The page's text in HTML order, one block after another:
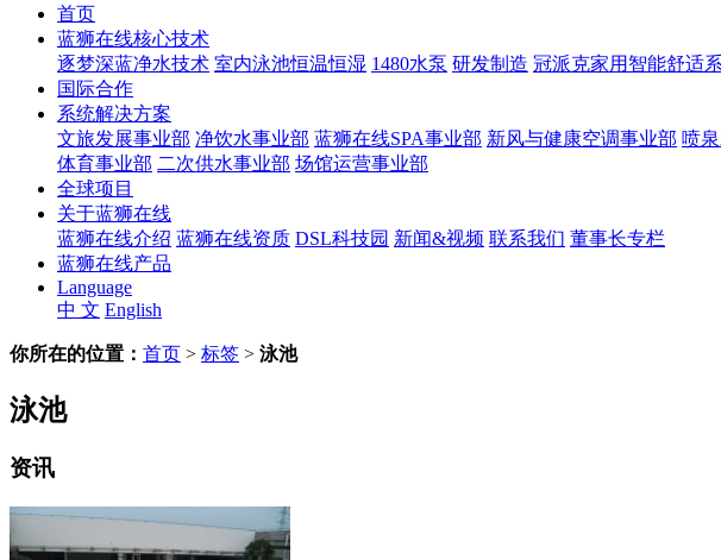
首页
蓝狮在线核心技术
逐梦深蓝净水技术 室内泳池恒温恒湿 1480水泵 研发制造 冠派克家用智能舒适
国际合作
系统解决方案
文旅发展事业部 净饮水事业部 蓝狮在线SPA事业部 新风与健康空调事业部 喷
体育事业部 二次供水事业部 场馆运营事业部
全球项目
关于蓝狮在线
蓝狮在线介绍 蓝狮在线资质 DSL科技园 新闻&视频 联系我们 董事长专栏
蓝狮在线产品
Language
中 文 English
你所在的位置： 首页 > 标签 > 泳池
泳池
资讯